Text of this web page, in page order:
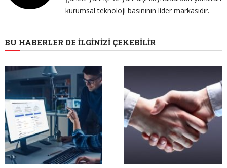
kurumsal teknoloji basınının lider markasıdır.
BU HABERLER DE İLGINIZI ÇEKEBILIR